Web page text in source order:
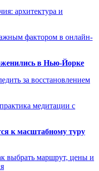
архитектура и
фактором в онлайн-
в Нью-Йорке
за восстановлением
медитации с
к масштабному туру
выбрать маршрут, цены и